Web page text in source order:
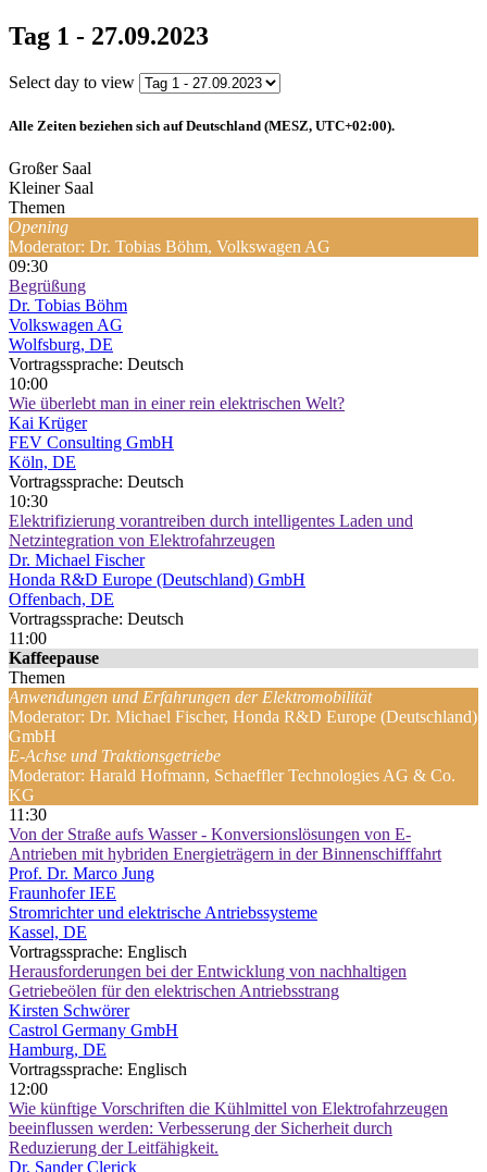
Tag 1 - 27.09.2023
Select day to view
Alle Zeiten beziehen sich auf Deutschland (MESZ, UTC+02:00).
Großer Saal
Kleiner Saal
Themen
Opening
Moderator: Dr. Tobias Böhm, Volkswagen AG
09:30
Begrüßung
Dr. Tobias Böhm
Volkswagen AG
Wolfsburg, DE
Vortragssprache: Deutsch
10:00
Wie überlebt man in einer rein elektrischen Welt?
Kai Krüger
FEV Consulting GmbH
Köln, DE
Vortragssprache: Deutsch
10:30
Elektrifizierung vorantreiben durch intelligentes Laden und
Netzintegration von Elektrofahrzeugen
Dr. Michael Fischer
Honda R&D Europe (Deutschland) GmbH
Offenbach, DE
Vortragssprache: Deutsch
11:00
Kaffeepause
Themen
Anwendungen und Erfahrungen der Elektromobilität
Moderator: Dr. Michael Fischer, Honda R&D Europe (Deutschland)
GmbH
E-Achse und Traktionsgetriebe
Moderator: Harald Hofmann, Schaeffler Technologies AG & Co.
KG
11:30
Von der Straße aufs Wasser - Konversionslösungen von E-
Antrieben mit hybriden Energieträgern in der Binnenschifffahrt
Prof. Dr. Marco Jung
Fraunhofer IEE
Stromrichter und elektrische Antriebssysteme
Kassel, DE
Vortragssprache: Englisch
Herausforderungen bei der Entwicklung von nachhaltigen
Getriebeölen für den elektrischen Antriebsstrang
Kirsten Schwörer
Castrol Germany GmbH
Hamburg, DE
Vortragssprache: Englisch
12:00
Wie künftige Vorschriften die Kühlmittel von Elektrofahrzeugen
beeinflussen werden: Verbesserung der Sicherheit durch
Reduzierung der Leitfähigkeit.
Dr. Sander Clerick